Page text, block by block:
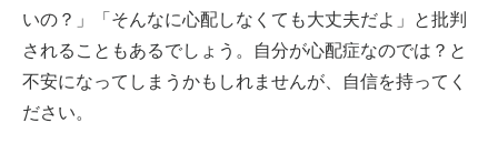
いの？」「そんなに心配しなくても大丈夫だよ」と批判
されることもあるでしょう。自分が心配症なのでは？と
不安になってしまうかもしれませんが、自信を持ってく
ださい。